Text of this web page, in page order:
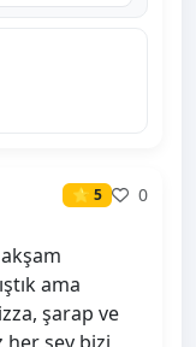
⭐ 5
0
ama
şarap ve